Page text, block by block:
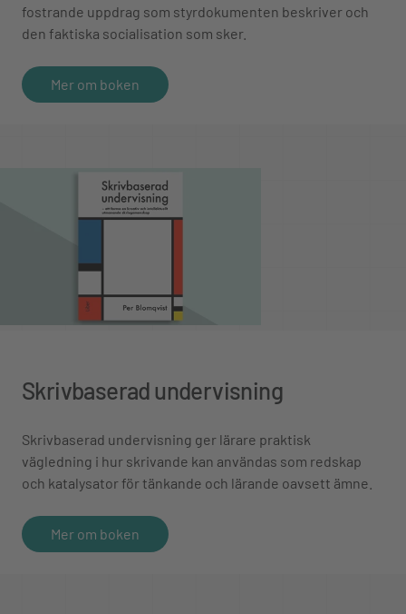
fostrande uppdrag som styrdokumenten beskriver och
den faktiska socialisation som sker.
Mer om boken
Skrivbaserad undervisning
Skrivbaserad undervisning ger lärare praktisk
vägledning i hur skrivande kan användas som redskap
och katalysator för tänkande och lärande oavsett ämne.
Mer om boken